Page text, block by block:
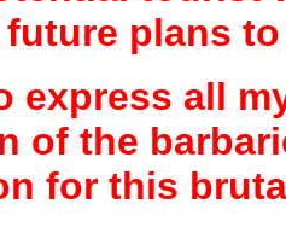
plans
express all
of the
for this